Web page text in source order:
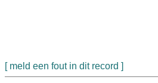
[ meld een fout in dit record ]